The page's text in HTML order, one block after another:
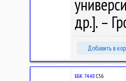
др.]. –
Добавить в
ББК 74.48 С56